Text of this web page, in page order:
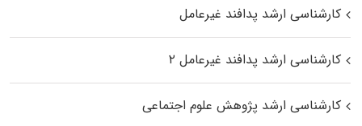
کارشناسی ارشد پدافند غیرعامل
کارشناسی ارشد پدافند غیرعامل ۲
کارشناسی ارشد پژوهش علوم اجتماعی